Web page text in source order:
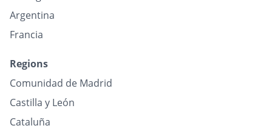
Argentina
Francia
Regions
Comunidad de Madrid
Castilla y León
Cataluña